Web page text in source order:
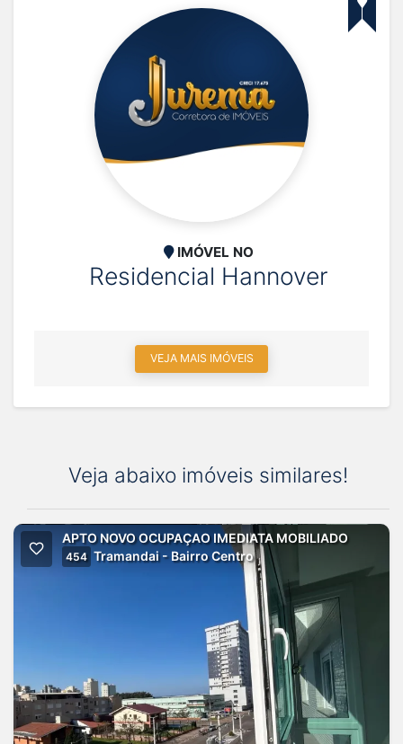
IMÓVEL NO
Residencial Hannover
VEJA MAIS IMÓVEIS
Veja abaixo imóveis similares!
APTO NOVO OCUPAÇAO IMEDIATA MOBILIADO
454 Tramandai - Bairro Centro